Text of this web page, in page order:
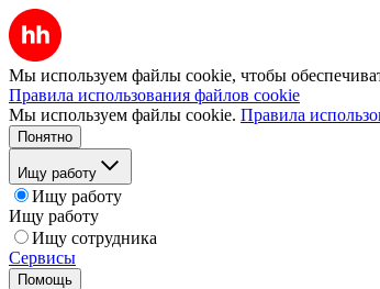
Мы используем файлы cookie, чтобы
Правила использования файлов cookie
Мы используем файлы cookie. Правила
Понятно
Ищу работу
Ищу работу
Ищу работу
Ищу сотрудника
Сервисы
Помощь